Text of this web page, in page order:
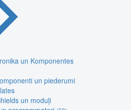
un Komponentes
un piederumi
un moduļi